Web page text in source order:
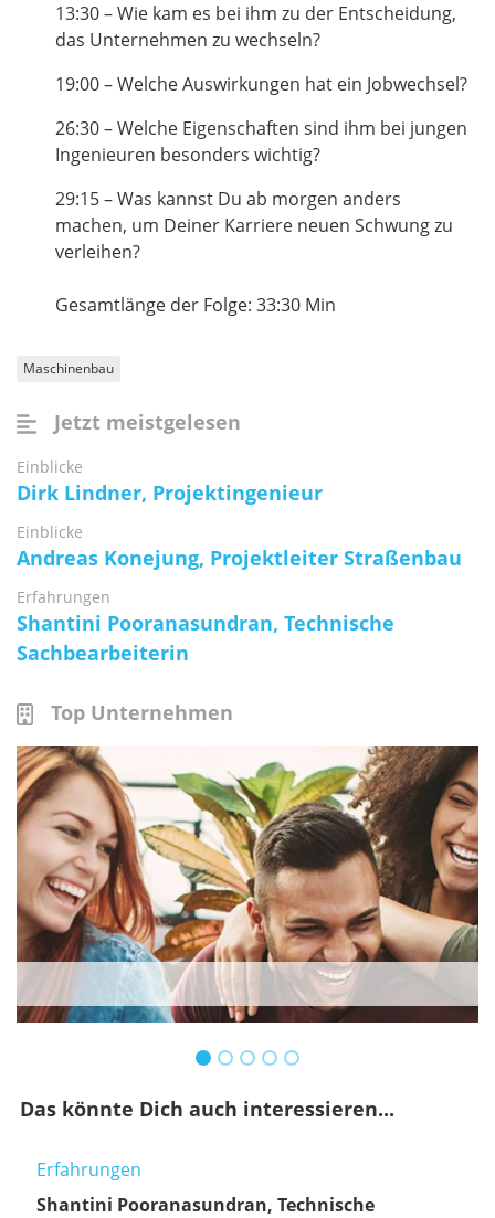
13:30 – Wie kam es bei ihm zu der Entscheidung,
das Unternehmen zu wechseln?
19:00 – Welche Auswirkungen hat ein Jobwechsel?
26:30 – Welche Eigenschaften sind ihm bei jungen
Ingenieuren besonders wichtig?
29:15 – Was kannst Du ab morgen anders
machen, um Deiner Karriere neuen Schwung zu
verleihen?
Gesamtlänge der Folge: 33:30 Min
Maschinenbau
Jetzt meistgelesen
Einblicke
Dirk Lindner, Projektingenieur
Einblicke
Andreas Konejung, Projektleiter Straßenbau
Erfahrungen
Shantini Pooranasundran, Technische
Sachbearbeiterin
Top Unternehmen
Das könnte Dich auch interessieren...
Erfahrungen
Shantini Pooranasundran, Technische